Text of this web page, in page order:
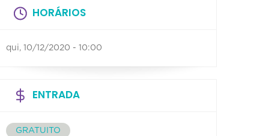
HORÁRIOS
qui, 10/12/2020 - 10:00
ENTRADA
GRATUITO